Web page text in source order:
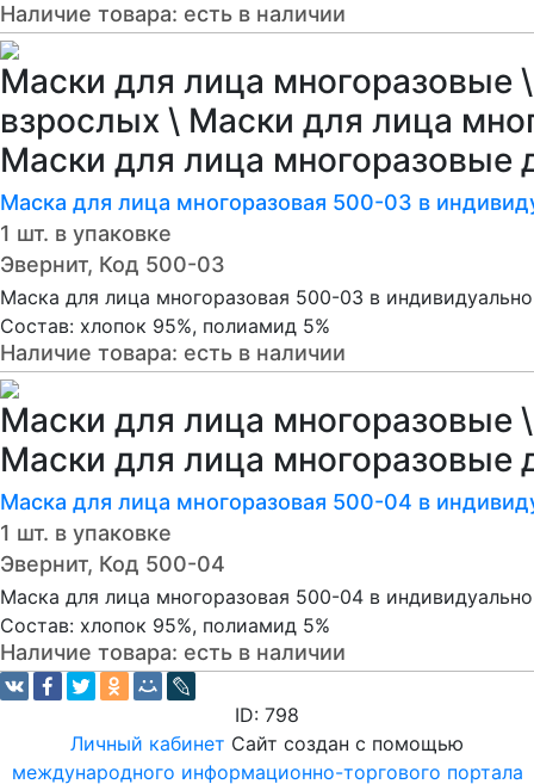
Наличие товара: есть в наличии
Маски для лица многоразовые
взрослых \ Маски для лица
Маски для лица многоразовые
Маска для лица многоразовая 500-03 в
1 шт. в упаковке
Эвернит, Код 500-03
Маска для лица многоразовая 500-03 в
Состав: хлопок 95%, полиамид 5%
Наличие товара: есть в наличии
Маски для лица многоразовые
Маски для лица многоразовые
Маска для лица многоразовая 500-04 в
1 шт. в упаковке
Эвернит, Код 500-04
Маска для лица многоразовая 500-04 в
Состав: хлопок 95%, полиамид 5%
Наличие товара: есть в наличии
ID: 798
Личный кабинет Сайт создан с помощью
международного информационно-торгового портала